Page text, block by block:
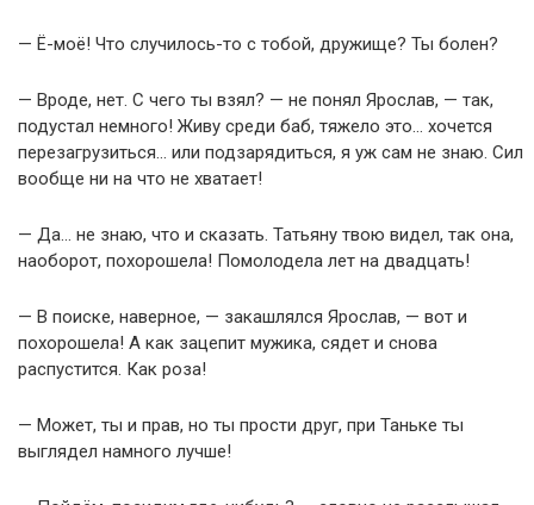
— Ё-моё! Что случилось-то с тобой, дружище? Ты болен?
— Вроде, нет. С чего ты взял? — не понял Ярослав, — так,
подустал немного! Живу среди баб, тяжело это… хочется
перезагрузиться… или подзарядиться, я уж сам не знаю. Сил
вообще ни на что не хватает!
— Да… не знаю, что и сказать. Татьяну твою видел, так она,
наоборот, похорошела! Помолодела лет на двадцать!
— В поиске, наверное, — закашлялся Ярослав, — вот и
похорошела! А как зацепит мужика, сядет и снова
распустится. Как роза!
— Может, ты и прав, но ты прости друг, при Таньке ты
выглядел намного лучше!